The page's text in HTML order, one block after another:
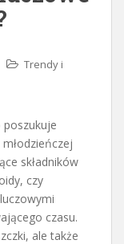
Trendy i
składników
czy
czasu.
ale także